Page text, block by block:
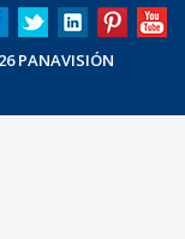
PANAVISIÓN